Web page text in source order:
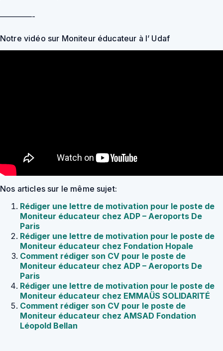
————-
Notre vidéo sur Moniteur éducateur à l’ Udaf
Nos articles sur le même sujet:
Rédiger une lettre de motivation pour le poste de
Moniteur éducateur chez ADP – Aeroports De
Paris
Rédiger une lettre de motivation pour le poste de
Moniteur éducateur chez Fondation Hopale
Comment rédiger son CV pour le poste de
Moniteur éducateur chez ADP – Aeroports De
Paris
Rédiger une lettre de motivation pour le poste de
Moniteur éducateur chez EMMAÜS SOLIDARITÉ
Comment rédiger son CV pour le poste de
Moniteur éducateur chez AMSAD Fondation
Léopold Bellan